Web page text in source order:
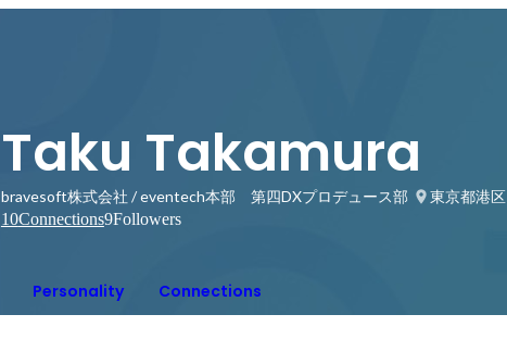
Taku Takamura
bravesoft株式会社 / eventech本部 第四DXプロデュース部
東京都港区
10Connections9Followers
Personality Connections